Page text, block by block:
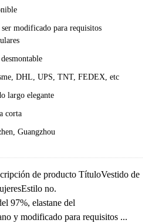
modificado para requisitos
DHL, UPS, TNT, FEDEX, etc
largo elegante
corta
Guangzhou
de producto TítuloVestido de
no.
97%, elastane del
y modificado para requisitos ...